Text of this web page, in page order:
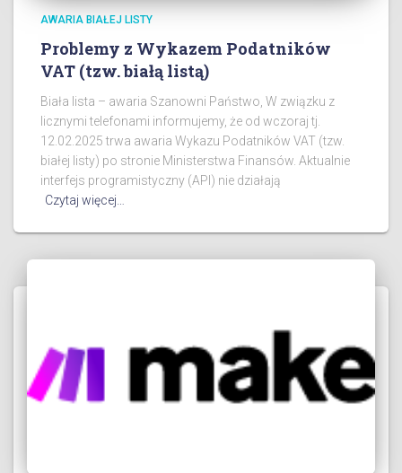
AWARIA BIAŁEJ LISTY
Problemy z Wykazem Podatników
VAT (tzw. białą listą)
Biała lista – awaria Szanowni Państwo, W związku z
licznymi telefonami informujemy, że od wczoraj tj.
12.02.2025 trwa awaria Wykazu Podatników VAT (tzw.
białej listy) po stronie Ministerstwa Finansów. Aktualnie
interfejs programistyczny (API) nie działają
Czytaj więcej…